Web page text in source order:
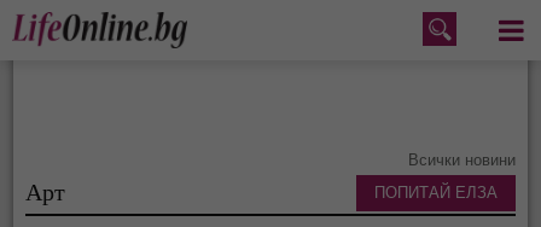
Меню
Всички новини
Арт ПОПИТАЙ ЕЛЗА